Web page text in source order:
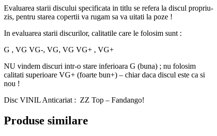
Evaluarea starii discului specificata in titlu se refera la discul propriu-
zis, pentru starea copertii va rugam sa va uitati la poze !
In evaluarea starii discurilor, calitatile care le folosim sunt :
G , VG VG-, VG, VG VG+ , VG+
NU vindem discuri intr-o stare inferioara G (buna) ; nu folosim
calitati superioare VG+ (foarte bun+) – chiar daca discul este ca si
nou !
Disc VINIL Anticariat : ZZ Top – Fandango!
Produse similare